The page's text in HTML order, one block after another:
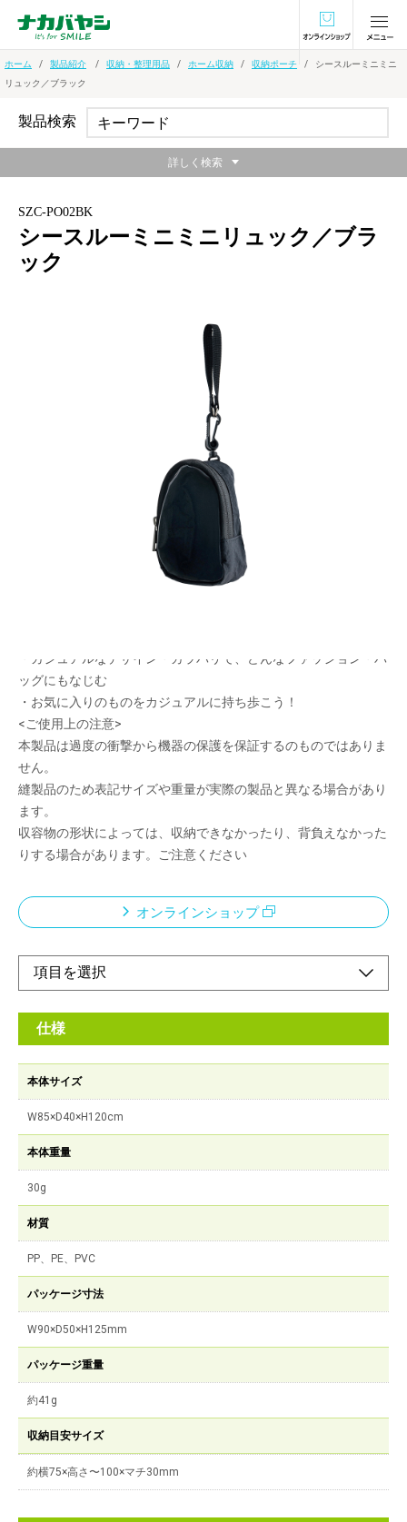
オンラインショ
ホーム 製品紹介 収納・整理用品 ホーム収納 収納ポーチ
シースルーミニミニ
リュック／ブラック
SZC-PO02BK
シースルーミニミニリュック／ブラ
ック
ぬいぐるみや小物を収納できるリュック型ポー
チ。ポーチ同士の連結が可能！
・ぬいぐるみや人形に“背負わせて飾れる”リュック型仕様
・ぬいぐるみや小物を持ち歩ける、ポーチ同士の連結が可能で、
・カジュアルなデザイン・カラバリで、どんなファッション・バ
ッグにもなじむ
・お気に入りのものをカジュアルに持ち歩こう！
<ご使用上の注意>
本製品は過度の衝撃から機器の保護を保証するのものではありま
せん。
縫製品のため表記サイズや重量が実際の製品と異なる場合があり
ます。
収容物の形状によっては、収納できなかったり、背負えなかった
りする場合があります。ご注意ください
オンラインショップ
仕様
本体サイズ
W85×D40×H120cm
本体重量
30g
材質
PP、PE、PVC
パッケージ寸法
W90×D50×H125mm
パッケージ重量
約41g
収納目安サイズ
約横75×高さ〜100×マチ30mm
製品検索
詳しく検索